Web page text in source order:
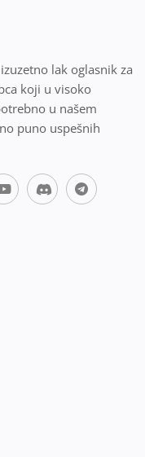
lak oglasnik za
koji u visoko
u našem
puno uspešnih